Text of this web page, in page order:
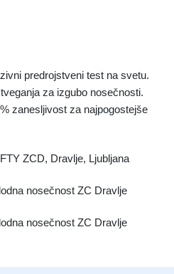
predrojstveni test na svetu.
za izgubo nosečnosti.
zanesljivost za najpogostejše